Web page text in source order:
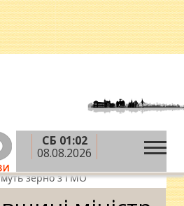
СБ 01:02
08.08.2026
» Політика »На
про створення закритих
зерно з ГМО